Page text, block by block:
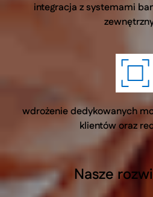
integracja z systemami
wdrożenie dedykowanych
klientów oraz
Nasze